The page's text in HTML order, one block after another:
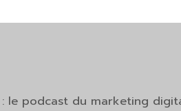
: le podcast du marketing